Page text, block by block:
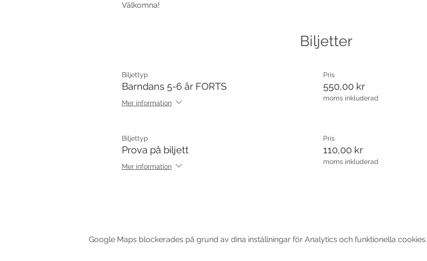
Välkomna!
Biljetter
Biljettyp
Barndans 5-6 år FORTS
Mer information
Pris
550,00 kr
moms inkluderad
Biljettyp
Prova på biljett
Mer information
Pris
110,00 kr
moms inkluderad
Google Maps blockerades på grund av dina inställningar för Analytics och funktionella cookies.